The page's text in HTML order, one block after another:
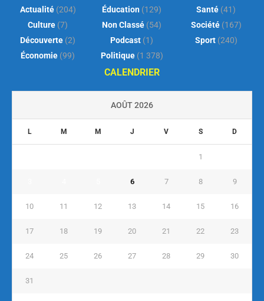
Actualité(204)
Culture (7)
Découverte (2)
Économie (99)
Éducation (129)
Non Classé (54)
Podcast (1)
Politique(1 378)
Santé (41)
Société(167)
Sport(240)
CALENDRIER
AOÛT 2026
L M M J V S D
1
6 7 8 9
10 11 12 13 14 15 16
17 18 19 20 21 22 23
24 25 26 27 28 29 30
31